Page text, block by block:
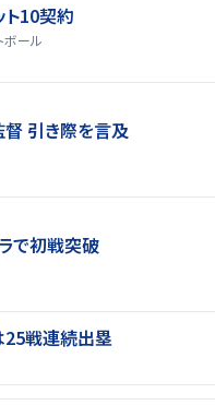
ト10契約
ボール
引き際を言及
で初戦突破
25戦連続出塁